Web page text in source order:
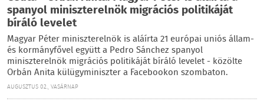
spanyol miniszterelnök migrációs politikáját
bíráló levelet
Magyar Péter miniszterelnök is aláírta 21 európai uniós állam-
és kormányfővel együtt a Pedro Sánchez spanyol
miniszterelnök migrációs politikáját bíráló levelet - közölte
Orbán Anita külügyminiszter a Facebookon szombaton.
AUGUSZTUS 02., VASÁRNAP